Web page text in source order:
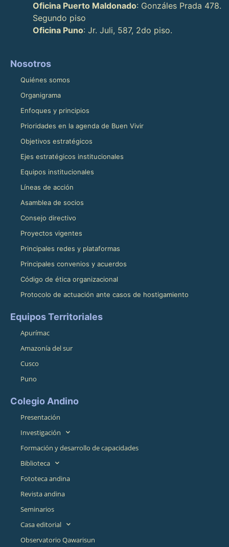
Oficina Puerto Maldonado: Gonzáles Prada 478.
Segundo piso
Oficina Puno: Jr. Juli, 587, 2do piso.
Nosotros
Quiénes somos
Organigrama
Enfoques y principios
Prioridades en la agenda de Buen Vivir
Objetivos estratégicos
Ejes estratégicos institucionales
Equipos institucionales
Líneas de acción
Asamblea de socios
Consejo directivo
Proyectos vigentes
Principales redes y plataformas
Principales convenios y acuerdos
Código de ética organizacional
Protocolo de actuación ante casos de hostigamiento
Equipos Territoriales
Apurímac
Amazonía del sur
Cusco
Puno
Colegio Andino
Presentación
Investigación
Formación y desarrollo de capacidades
Biblioteca
Fototeca andina
Revista andina
Seminarios
Casa editorial
Observatorio Qawarisun